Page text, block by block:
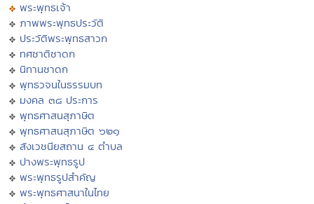
พระพุทธเจ้า
ภาพพระพุทธประวัติ
ประวัติพระพุทธสาวก
ทศชาติชาดก
นิทานชาดก
พุทธวจนในธรรมบท
มงคล ๓๘ ประการ
พุทธศาสนสุภาษิต
พุทธศาสนสุภาษิต ๖๒๑
สังเวชนียสถาน ๔ ตำบล
ปางพระพุทธรูป
พระพุทธรูปสำคัญ
พระพุทธศาสนาในไทย